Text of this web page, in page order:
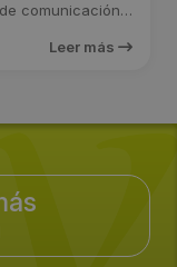
comunicación
Leer más